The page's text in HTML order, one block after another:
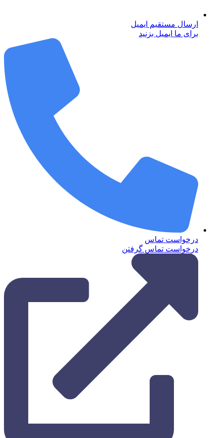
ارسال مستقیم ایمیل
برای ما ایمیل بزنید
درخواست تماس
درخواست تماس گرفتن